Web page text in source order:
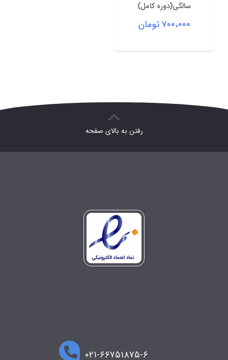
سالگی(دوره کامل)
۷۰۰،۰۰۰تومان
رفتن به بالای صفحه
۰۲۱-۶۶۷۵۱۸۷۵-۶